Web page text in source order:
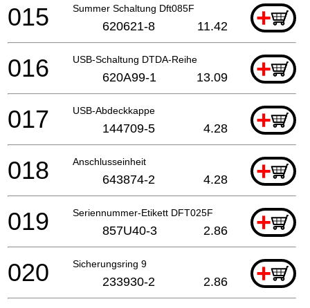
Summer Schaltung Dft085F +
015 620621-8 11.42
USB-Schaltung DTDA-Reihe +
016 620A99-1 13.09
USB-Abdeckkappe +
017 144709-5 4.28
Anschlusseinheit +
018 643874-2 4.28
Seriennummer-Etikett DFT025F +
019 857U40-3 2.86
Sicherungsring 9 +
020 233930-2 2.86